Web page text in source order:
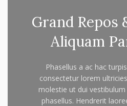
Grand Repos
Aliquam
Phasellus a ac hac
consectetur lorem
molestie ut dui
phasellus. Hendrerit